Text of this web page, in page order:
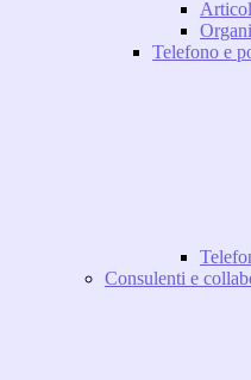
Telefono e
Consulenti e